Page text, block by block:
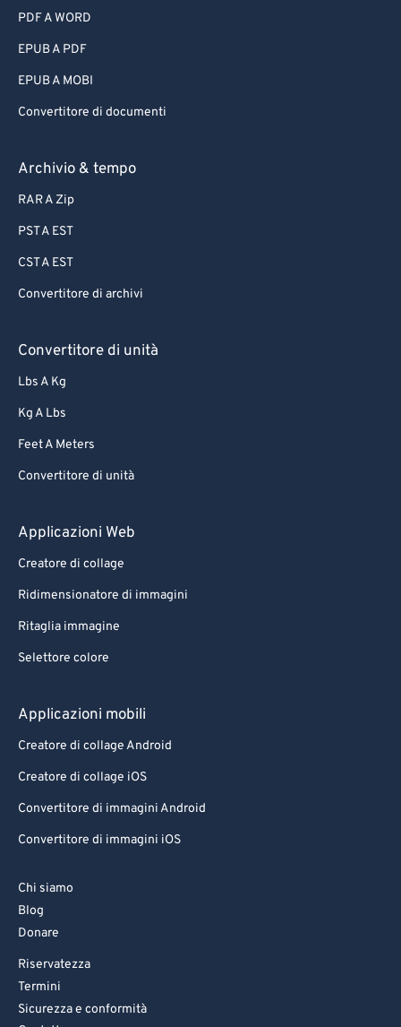
PDF A WORD
EPUB A PDF
EPUB A MOBI
Convertitore di documenti
Archivio & tempo
RAR A Zip
PST A EST
CST A EST
Convertitore di archivi
Convertitore di unità
Lbs A Kg
Kg A Lbs
Feet A Meters
Convertitore di unità
Applicazioni Web
Creatore di collage
Ridimensionatore di immagini
Ritaglia immagine
Selettore colore
Applicazioni mobili
Creatore di collage Android
Creatore di collage iOS
Convertitore di immagini Android
Convertitore di immagini iOS
Chi siamo
Blog
Donare
Riservatezza
Termini
Sicurezza e conformità